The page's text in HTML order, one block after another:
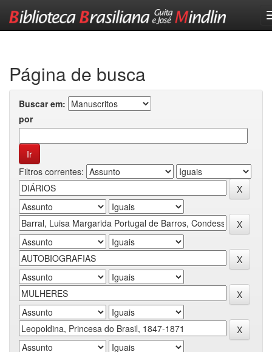
Página de busca
Buscar em:
por
Filtros correntes: